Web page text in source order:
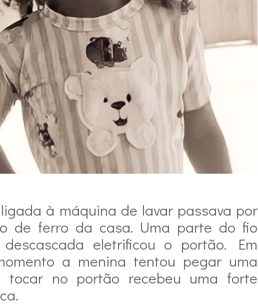
à máquina de lavar passava por
de ferro da casa. Uma parte do fio
descascada eletrificou o portão. Em
a menina tentou pegar uma
tocar no portão recebeu uma forte